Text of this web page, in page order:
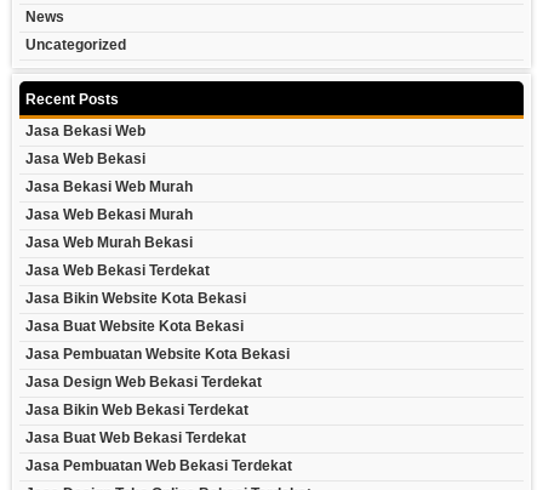
News
Uncategorized
Recent Posts
Jasa Bekasi Web
Jasa Web Bekasi
Jasa Bekasi Web Murah
Jasa Web Bekasi Murah
Jasa Web Murah Bekasi
Jasa Web Bekasi Terdekat
Jasa Bikin Website Kota Bekasi
Jasa Buat Website Kota Bekasi
Jasa Pembuatan Website Kota Bekasi
Jasa Design Web Bekasi Terdekat
Jasa Bikin Web Bekasi Terdekat
Jasa Buat Web Bekasi Terdekat
Jasa Pembuatan Web Bekasi Terdekat